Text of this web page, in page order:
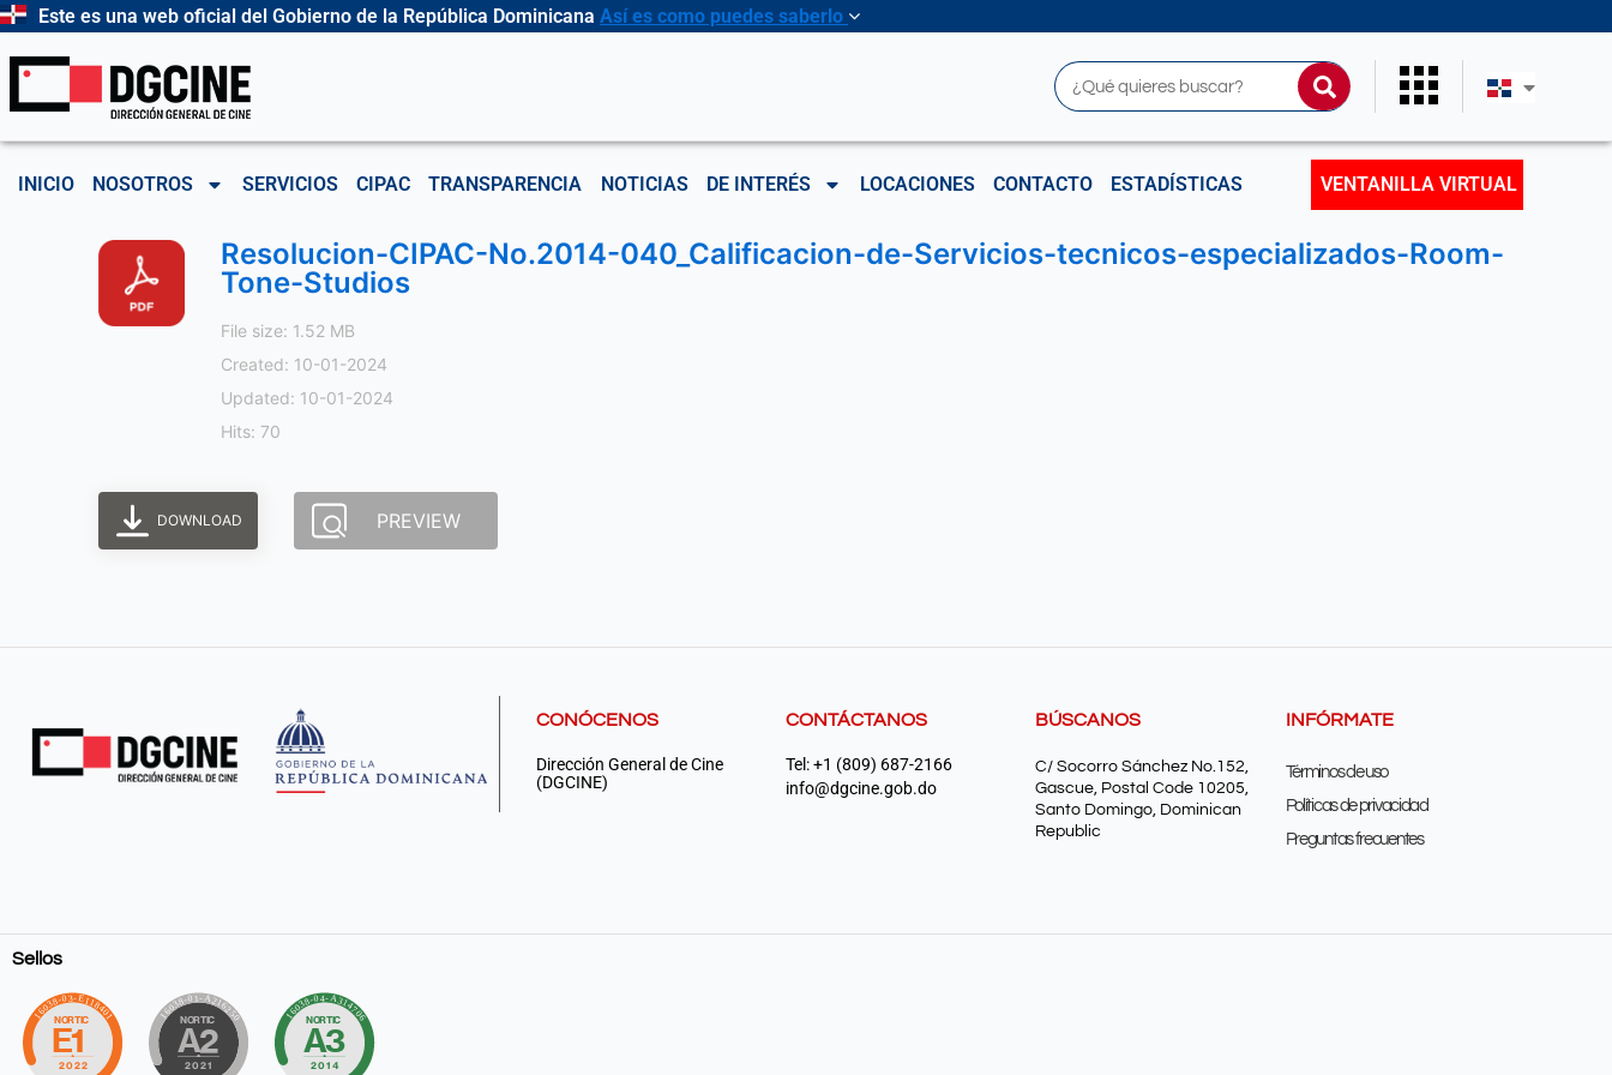
Ir
contenido
Este es una web oficial del Gobierno de la República Dominicana Así es como puedes saberlo
Buscar
INICIO NOSOTROS SERVICIOS CIPAC TRANSPARENCIA NOTICIAS DE INTERÉS LOCACIONES CONTACTO ESTADÍSTICAS VENTANILLA VIRTUAL
Resolucion-CIPAC-No.2014-040_Calificacion-de-Servicios-tecnicos-especializados-Room-
Tone-Studios
File size: 1.52 MB
Created: 10-01-2024
Updated: 10-01-2024
Hits: 70
DOWNLOAD PREVIEW
CONÓCENOS
Dirección General de Cine
(DGCINE)
CONTÁCTANOS
Tel: +1 (809) 687-2166
info@dgcine.gob.do
BÚSCANOS
C/ Socorro Sánchez No.152,
Gascue, Postal Code 10205,
Santo Domingo, Dominican
Republic
INFÓRMATE
Términos de uso
Políticas de privacidad
Preguntas frecuentes
Sellos